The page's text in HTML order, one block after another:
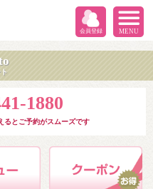
MENU
会員登録
1880
るとご予約がスムーズです